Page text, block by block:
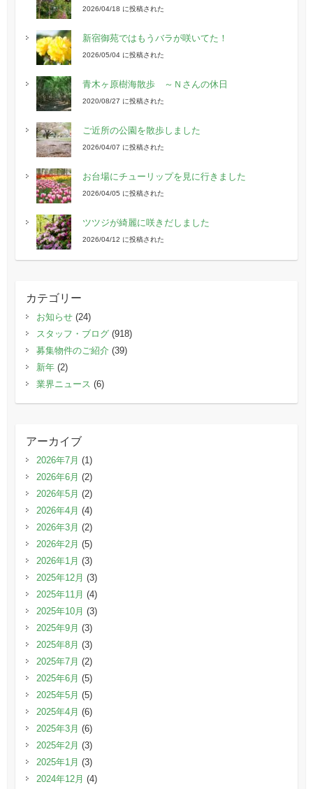
2026/04/18 に投稿された
新宿御苑ではもうバラが咲いてた！
2026/05/04 に投稿された
青木ヶ原樹海散歩 ～Ｎさんの休日
2020/08/27 に投稿された
ご近所の公園を散歩しました
2026/04/07 に投稿された
お台場にチューリップを見に行きました
2026/04/05 に投稿された
ツツジが綺麗に咲きだしました
2026/04/12 に投稿された
カテゴリー
お知らせ(24)
スタッフ・ブログ(918)
募集物件のご紹介 (39)
新年(2)
業界ニュース (6)
アーカイブ
2026年7月 (1)
2026年6月 (2)
2026年5月 (2)
2026年4月 (4)
2026年3月 (2)
2026年2月 (5)
2026年1月 (3)
2025年12月 (3)
2025年11月 (4)
2025年10月 (3)
2025年9月 (3)
2025年8月 (3)
2025年7月 (2)
2025年6月 (5)
2025年5月 (5)
2025年4月 (6)
2025年3月 (6)
2025年2月 (3)
2025年1月 (3)
2024年12月 (4)